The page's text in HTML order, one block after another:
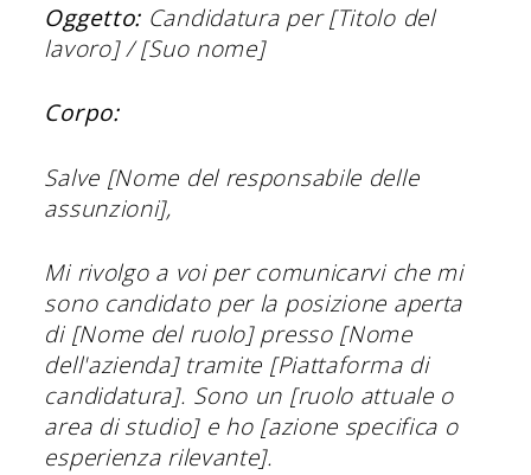
Oggetto: Candidatura per [Titolo del
lavoro] / [Suo nome]
Corpo:
Salve [Nome del responsabile delle
assunzioni],
Mi rivolgo a voi per comunicarvi che mi
sono candidato per la posizione aperta
di [Nome del ruolo] presso [Nome
dell'azienda] tramite [Piattaforma di
candidatura]. Sono un [ruolo attuale o
area di studio] e ho [azione specifica o
esperienza rilevante].